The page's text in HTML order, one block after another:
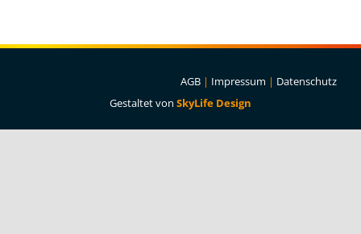
Kataloge
AGB | Impressum | Datenschutz
Gestaltet von SkyLife Design